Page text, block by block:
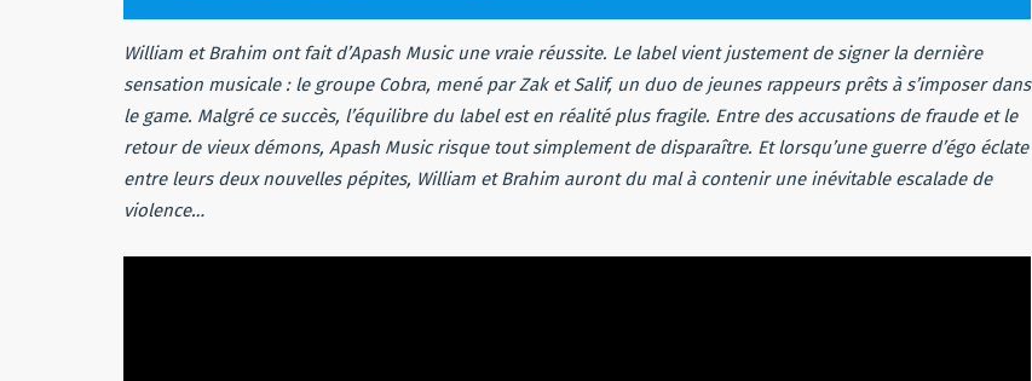
William et Brahim ont fait d’Apash Music une vraie réussite. Le label vient justement de signer la dernière
sensation musicale : le groupe Cobra, mené par Zak et Salif, un duo de jeunes rappeurs prêts à s’imposer dans
le game. Malgré ce succès, l’équilibre du label est en réalité plus fragile. Entre des accusations de fraude et le
retour de vieux démons, Apash Music risque tout simplement de disparaître. Et lorsqu’une guerre d’égo éclate
entre leurs deux nouvelles pépites, William et Brahim auront du mal à contenir une inévitable escalade de
violence…